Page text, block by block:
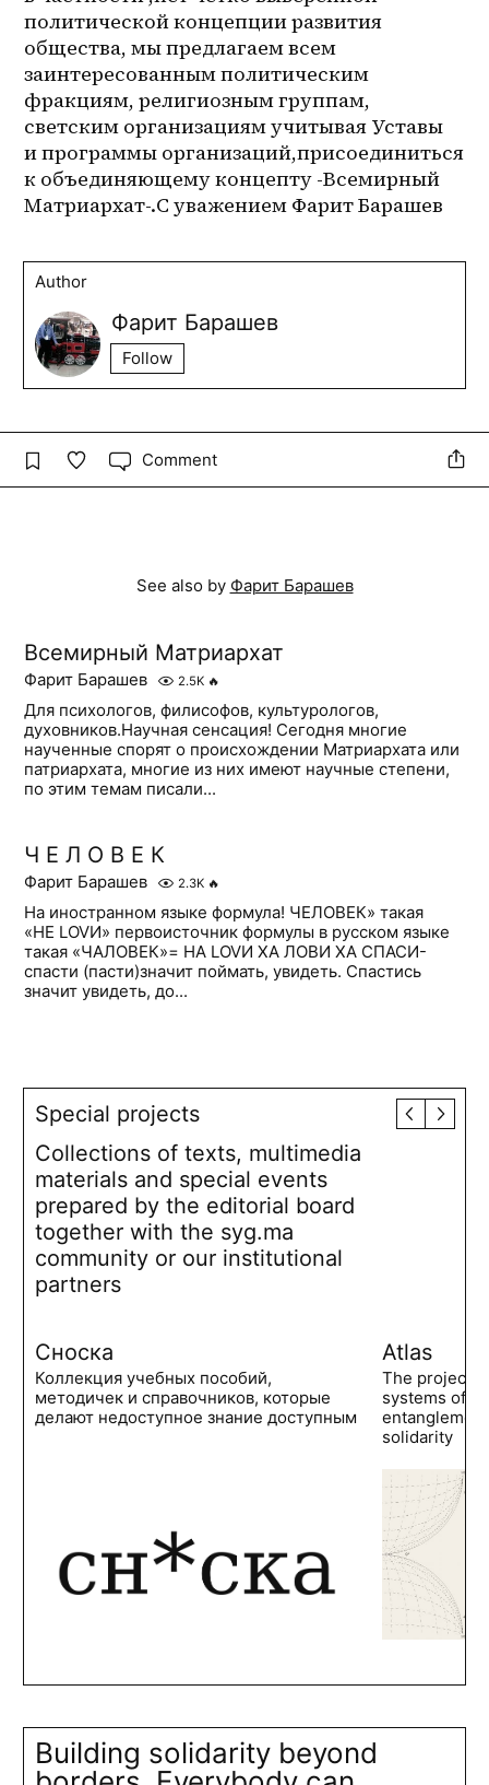
политической концепции развития
общества, мы предлагаем всем
заинтересованным политическим
фракциям, религиозным группам,
светским организациям учитывая Уставы
и программы организаций,присоединиться
к объединяющему концепту -Всемирный
Матриархат-.С уважением Фарит Барашев
Author
Фарит Барашев
Follow
Comment
See also by Фарит Барашев
Всемирный Матриархат
Фарит Барашев 2.5K 🔥
Для психологов, филисофов, культурологов,
духовников.Научная сенсация! Сегодня многие
наученные спорят о происхождении Матриархата или
патриархата, многие из них имеют научные степени,
по этим темам писали...
Ч Е Л О В Е К
Фарит Барашев 2.3K 🔥
На иностранном языке формула! ЧЕЛОВЕК» такая
«HE LOVИ» первоисточник формулы в русском языке
такая «ЧАЛОВЕК»= HA LOVИ ХА ЛОВИ ХА СПАСИ-
спасти (пасти)значит поймать, увидеть. Спастись
значит увидеть, до...
Special projects
Collections of texts, multimedia
materials and special events
prepared by the editorial board
together with the syg.ma
community or our institutional
partners
Сноска
Коллекция учебных пособий,
методичек и справочников, которые
делают недоступное знание доступным
Atlas
The project
systems of
solidarity
Building solidarity beyond